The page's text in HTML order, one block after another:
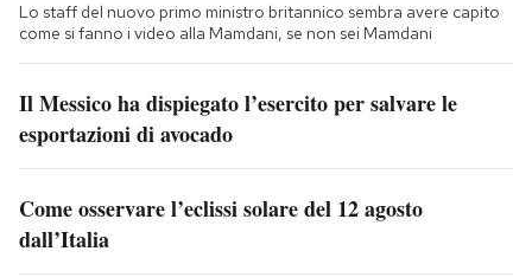
Lo staff del nuovo primo ministro britannico sembra avere capito
come si fanno i video alla Mamdani, se non sei Mamdani
Il Messico ha dispiegato l’esercito per salvare le
esportazioni di avocado
Come osservare l’eclissi solare del 12 agosto
dall’Italia